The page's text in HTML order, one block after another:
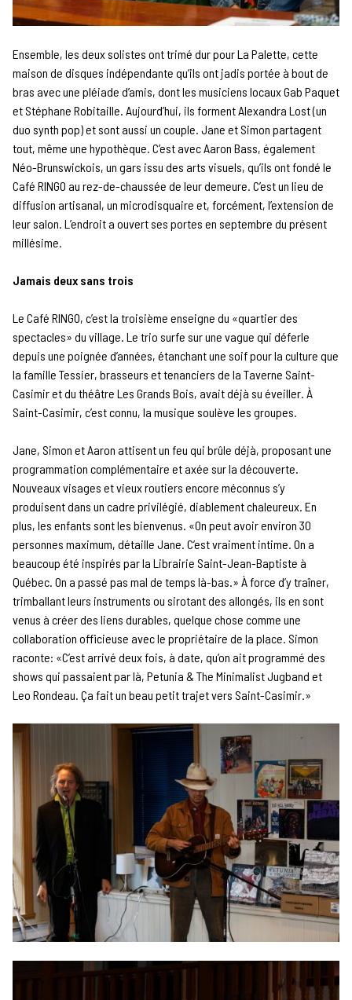
Ensemble, les deux solistes ont trimé dur pour La Palette, cette
maison de disques indépendante qu’ils ont jadis portée à bout de
bras avec une pléiade d’amis, dont les musiciens locaux Gab Paquet
et Stéphane Robitaille. Aujourd’hui, ils forment Alexandra Lost (un
duo synth pop) et sont aussi un couple. Jane et Simon partagent
tout, même une hypothèque. C’est avec Aaron Bass, également
Néo-Brunswickois, un gars issu des arts visuels, qu’ils ont fondé le
Café RINGO au rez-de-chaussée de leur demeure. C’est un lieu de
diffusion artisanal, un microdisquaire et, forcément, l’extension de
leur salon. L’endroit a ouvert ses portes en septembre du présent
millésime.
Jamais deux sans trois
Le Café RINGO, c’est la troisième enseigne du «quartier des
spectacles» du village. Le trio surfe sur une vague qui déferle
depuis une poignée d’années, étanchant une soif pour la culture que
la famille Tessier, brasseurs et tenanciers de la Taverne Saint-
Casimir et du théâtre Les Grands Bois, avait déjà su éveiller. À
Saint-Casimir, c’est connu, la musique soulève les groupes.
Jane, Simon et Aaron attisent un feu qui brûle déjà, proposant une
programmation complémentaire et axée sur la découverte.
Nouveaux visages et vieux routiers encore méconnus s’y
produisent dans un cadre privilégié, diablement chaleureux. En
plus, les enfants sont les bienvenus. «On peut avoir environ 30
personnes maximum, détaille Jane. C’est vraiment intime. On a
beaucoup été inspirés par la Librairie Saint-Jean-Baptiste à
Québec. On a passé pas mal de temps là-bas.» À force d’y traîner,
trimballant leurs instruments ou sirotant des allongés, ils en sont
venus à créer des liens durables, quelque chose comme une
collaboration officieuse avec le propriétaire de la place. Simon
raconte: «C’est arrivé deux fois, à date, qu’on ait programmé des
shows qui passaient par là, Petunia & The Minimalist Jugband et
Leo Rondeau. Ça fait un beau petit trajet vers Saint-Casimir.»